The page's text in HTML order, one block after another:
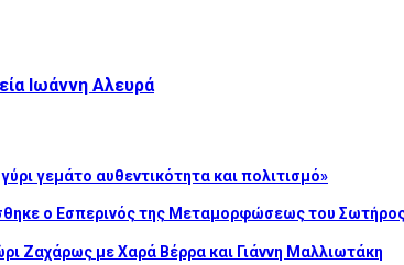
Ιωάννη Αλευρά
γεμάτο αυθεντικότητα και πολιτισμό»
ο Εσπερινός της Μεταμορφώσεως του
Ζαχάρως με Χαρά Βέρρα και Γιάννη Μαλλιωτάκη